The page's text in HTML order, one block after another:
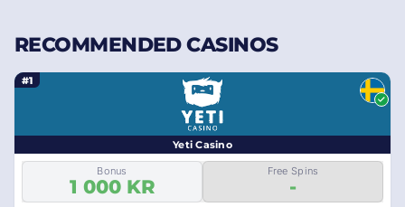
RECOMMENDED CASINOS
#1
Yeti Casino
Bonus
1 000 KR
Free Spins
-